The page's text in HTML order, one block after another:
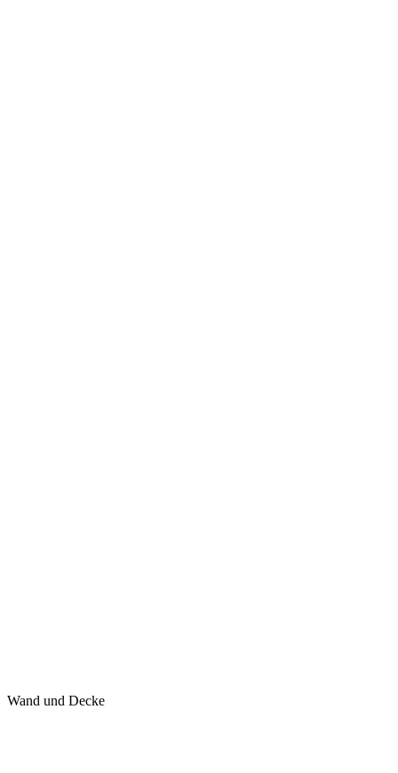
Wand und Decke